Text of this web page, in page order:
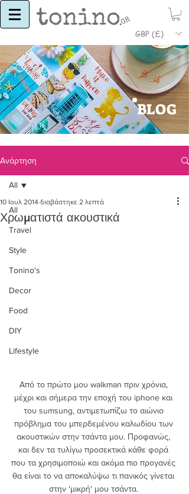
GBP (£)
BLOG
Ανάρτηση
All
Travel
Style
Tonino's
Decor
Food
DIY
Lifestyle
All
Χρωματιστά ακουστικά
10 Ιουλ 2014 διαβάστηκε 2 λεπτά
Από το πρώτο μου walkman πριν χρόνια,
μέχρι και σήμερα την εποχή του iphone και
του sumsung, αντιμετωπίζω το αιώνιο
πρόβλημα του μπερδεμένου καλωδίου των
ακουστικών στην τσάντα μου. Προφανώς,
και δεν τα τυλίγω προσεκτικά κάθε φορά
που τα χρησιμοποιώ και ακόμα πιο προγανές
θα είναι το να αποκαλύψω τι πανικός γίνεται
στην 'μικρή' μου τσάντα.